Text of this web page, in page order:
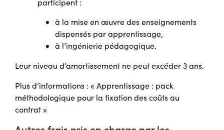
participent :
à la mise en œuvre des enseignements
dispensés par apprentissage,
à l’ingénierie pédagogique.
Leur niveau d’amortissement ne peut excéder 3 ans.
Plus d’informations : « Apprentissage : pack
méthodologique pour la fixation des coûts au
contrat »